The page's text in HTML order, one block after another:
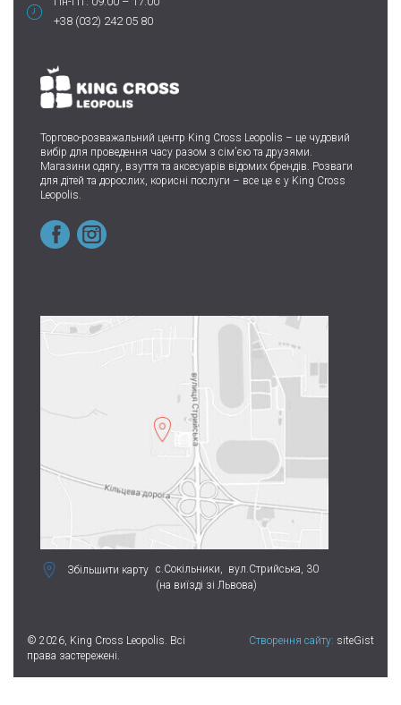
+38 (032) 242 05 80
Торгово-розважальний центр King Cross Leopolis – це чудовий
вибір для проведення часу разом з сім’єю та друзями.
Магазини одягу, взуття та аксесуарів відомих брендів. Розваги
для дітей та дорослих, корисні послуги – все це є у King Cross
Leopolis.
Збільшити карту с.Сокільники, вул.Стрийська, 30
(на виїзді зі Львова)
© 2026, King Cross Leopolis. Всі
права застережені.
Створення сайту: siteGist